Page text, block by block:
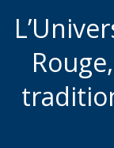
Rouge,